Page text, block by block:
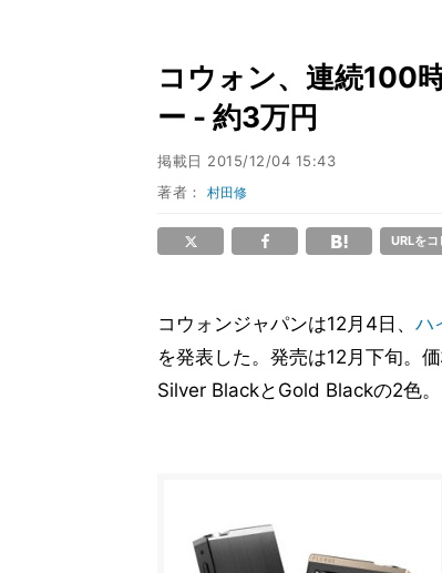
コウォン、連続100
ー - 約3万円
掲載日 2015/12/04 15:43
著者：村田修
URLをコ
コウォンジャパンは12月4日、 ハ
を発表した。発売は12月下旬。
Silver BlackとGold Blackの2色。